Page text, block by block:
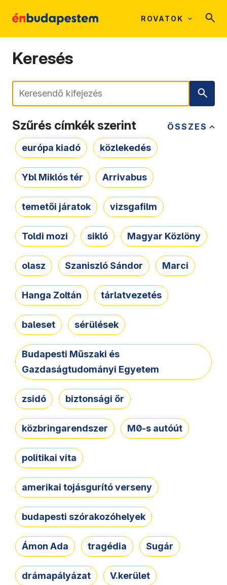
ROVATOK
Keresés
Keresés
ÖSSZES
Szűrés címkék szerint
európa kiadó közlekedés
Ybl Miklós tér Arrivabus
temetői járatok vizsgafilm
Toldi mozi sikló Magyar Közlöny
olasz Szaniszló Sándor Marci
Hanga Zoltán tárlatvezetés
baleset sérülések
Budapesti Műszaki és
Gazdaságtudományi Egyetem
zsidó biztonsági őr
közbringarendszer M0-s autóút
politikai vita
amerikai tojásgurító verseny
budapesti szórakozóhelyek
Ámon Ada tragédia Sugár
drámapályázat V.kerület